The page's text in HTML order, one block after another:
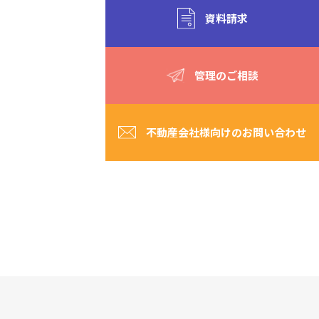
資料請求
管理のご相談
不動産会社様向けのお問い合わせ